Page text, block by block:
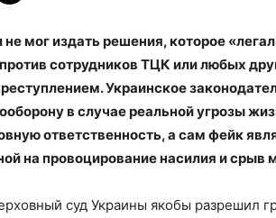
мог издать решения, которое
сотрудников ТЦК или любых
Украинское
в случае реальной угрозы
ответственность, а сам фейк
на провоцирование насилия и срыв
суд Украины якобы разрешил